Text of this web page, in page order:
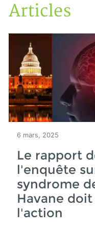
Accueil
Articles
Articles
6 mars, 2025
Le rapport
l'enquête
syndrome
Havane
l'action